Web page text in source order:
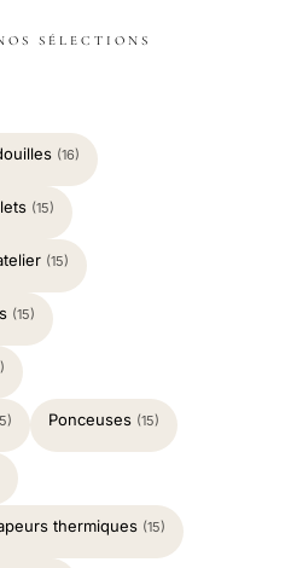
SÉLECTIONS
(16)
(15)
(15)
(15)
Ponceuses (15)
thermiques (15)